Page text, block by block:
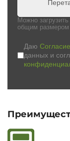
Можно
общим размером
Даю Согласие
данных и